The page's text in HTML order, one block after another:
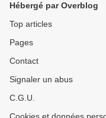
Hébergé par Overblog
Top articles
Pages
Contact
Signaler un abus
C.G.U.